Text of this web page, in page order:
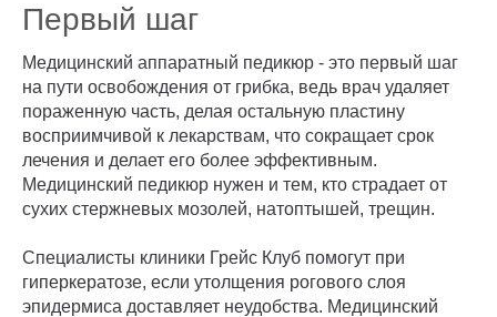
Первый шаг
Медицинский аппаратный педикюр - это первый шаг
на пути освобождения от грибка, ведь врач удаляет
пораженную часть, делая остальную пластину
восприимчивой к лекарствам, что сокращает срок
лечения и делает его более эффективным.
Медицинский педикюр нужен и тем, кто страдает от
сухих стержневых мозолей, натоптышей, трещин.
Специалисты клиники Грейс Клуб помогут при
гиперкератозе, если утолщения рогового слоя
эпидермиса доставляет неудобства. Медицинский